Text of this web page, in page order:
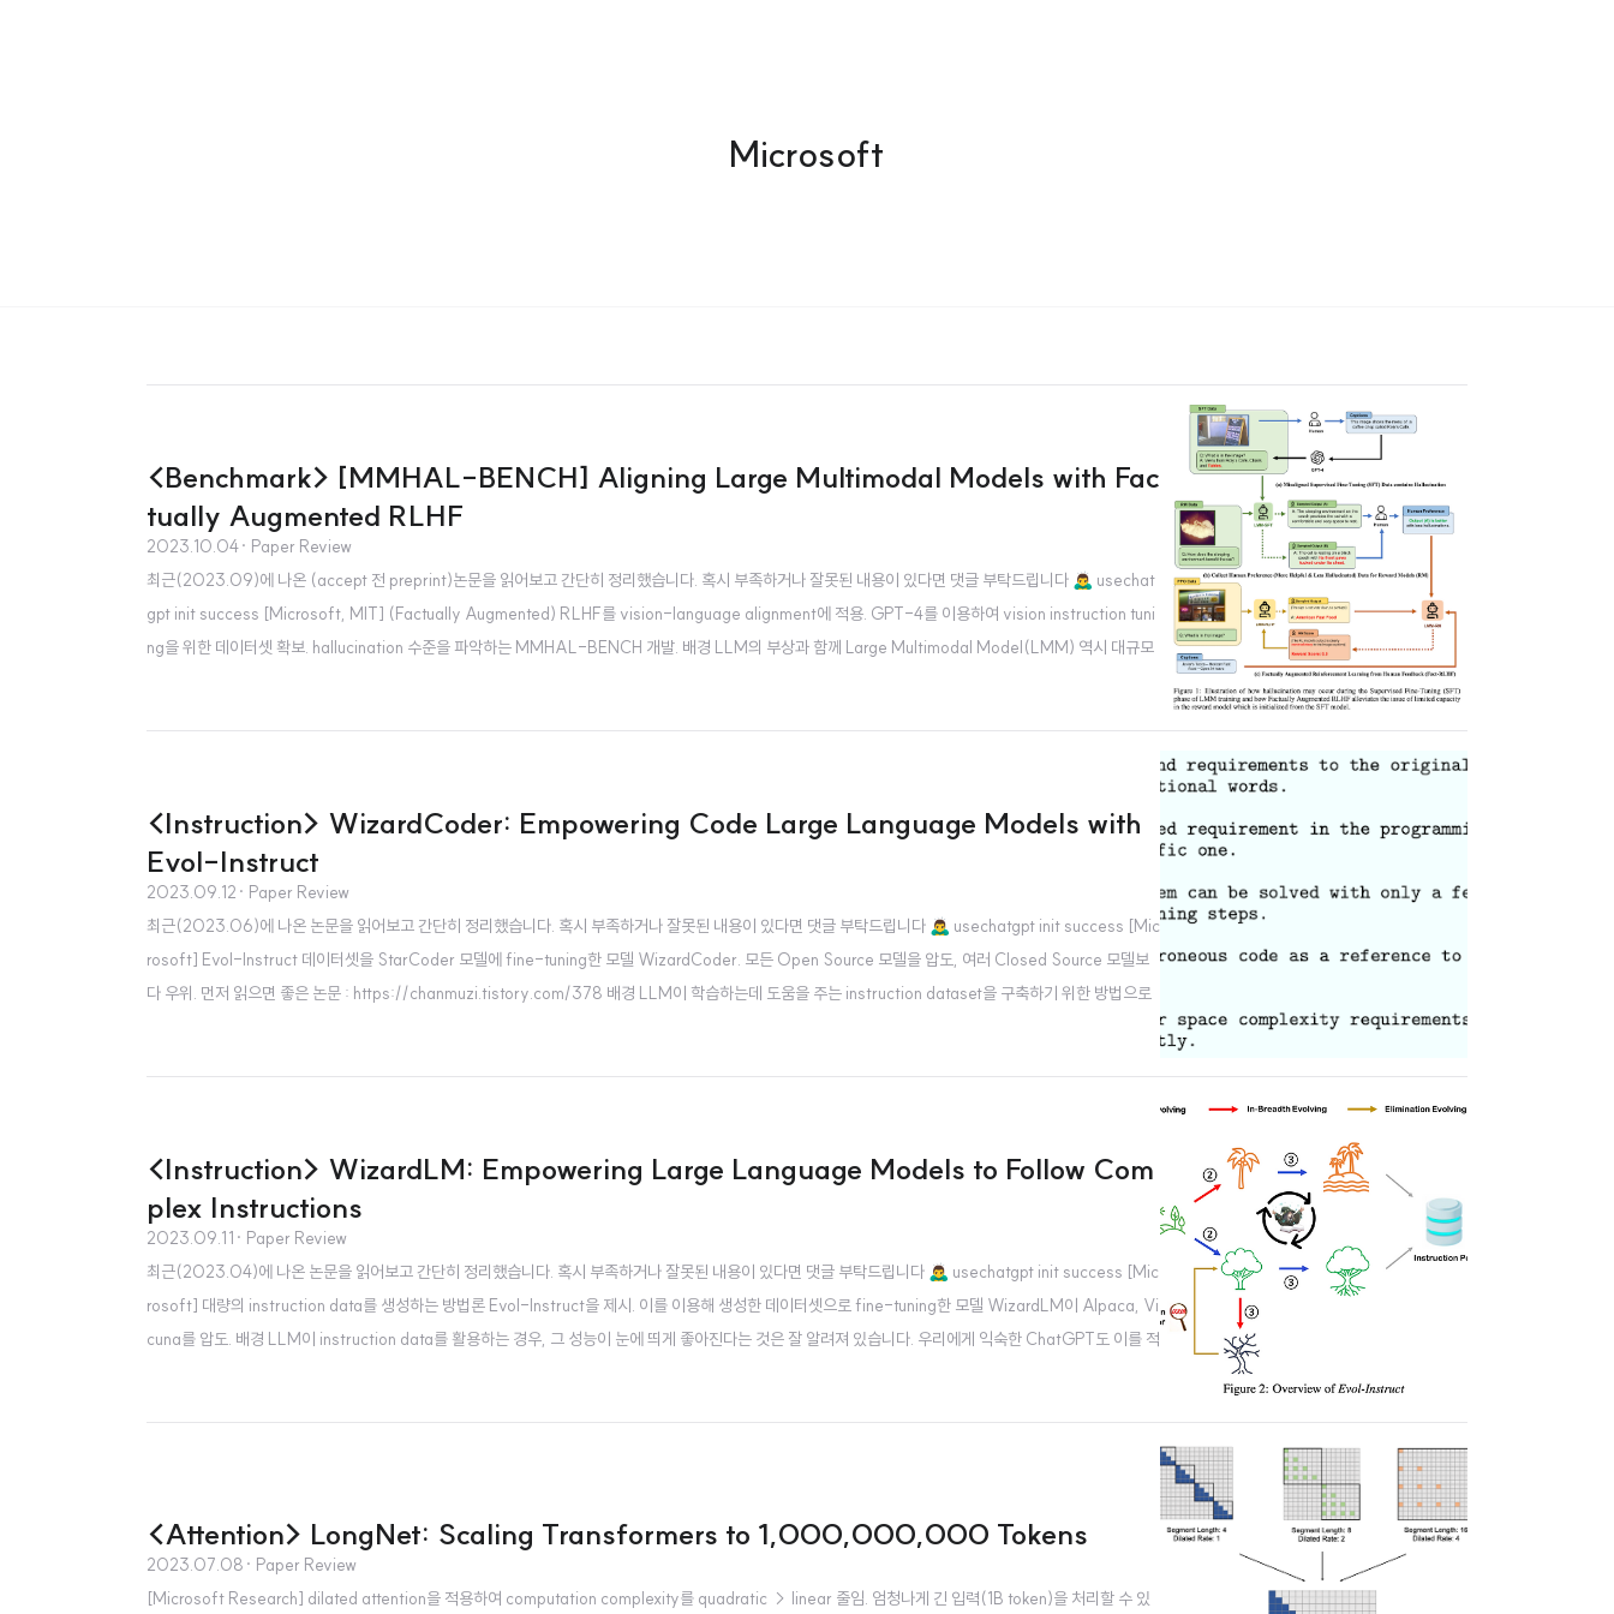
Microsoft
<Benchmark> [MMHAL-BENCH] Aligning Large Multimodal Models with Fac
tually Augmented RLHF
2023.10.04· Paper Review
최근(2023.09)에 나온 (accept 전 preprint)논문을 읽어보고 간단히 정리했습니다. 혹시 부족하거나 잘못된 내용이 있다면 댓글 부탁드립니다 🙇‍♂️ usechat
gpt init success [Microsoft, MIT] (Factually Augmented) RLHF를 vision-language alignment에 적용. GPT-4를 이용하여 vision instruction tuni
ng을 위한 데이터셋 확보. hallucination 수준을 파악하는 MMHAL-BENCH 개발. 배경 LLM의 부상과 함께 Large Multimodal Model(LMM) 역시 대규모
<Instruction> WizardCoder: Empowering Code Large Language Models with
Evol-Instruct
2023.09.12 · Paper Review
최근(2023.06)에 나온 논문을 읽어보고 간단히 정리했습니다. 혹시 부족하거나 잘못된 내용이 있다면 댓글 부탁드립니다 🙇‍♂️ usechatgpt init success [Mic
rosoft] Evol-Instruct 데이터셋을 StarCoder 모델에 fine-tuning한 모델 WizardCoder. 모든 Open Source 모델을 압도, 여러 Closed Source 모델보
다 우위. 먼저 읽으면 좋은 논문 : https://chanmuzi.tistory.com/378 배경 LLM이 학습하는데 도움을 주는 instruction dataset을 구축하기 위한 방법으로
<Instruction> WizardLM: Empowering Large Language Models to Follow Com
plex Instructions
2023.09.11 · Paper Review
최근(2023.04)에 나온 논문을 읽어보고 간단히 정리했습니다. 혹시 부족하거나 잘못된 내용이 있다면 댓글 부탁드립니다 🙇‍♂️ usechatgpt init success [Mic
rosoft] 대량의 instruction data를 생성하는 방법론 Evol-Instruct을 제시. 이를 이용해 생성한 데이터셋으로 fine-tuning한 모델 WizardLM이 Alpaca, Vi
cuna를 압도. 배경 LLM이 instruction data를 활용하는 경우, 그 성능이 눈에 띄게 좋아진다는 것은 잘 알려져 있습니다. 우리에게 익숙한 ChatGPT도 이를 적
<Attention> LongNet: Scaling Transformers to 1,000,000,000 Tokens
2023.07.08 · Paper Review
[Microsoft Research] dilated attention을 적용하여 computation complexity를 quadratic → linear 줄임. 엄청나게 긴 입력(1B token)을 처리할 수 있